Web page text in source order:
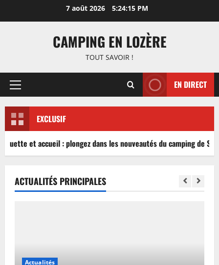
7 août 2026 5:24:15 PM
CAMPING EN LOZÈRE
TOUT SAVOIR !
Menu
EN DIRECT
EXCLUSIF
et accueil : plongez dans les nouveautés du camping de
ACTUALITÉS PRINCIPALES
Actualités